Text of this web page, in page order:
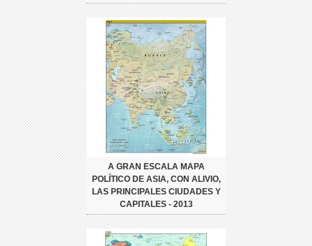
A GRAN ESCALA MAPA
POLÍTICO DE ASIA, CON ALIVIO,
LAS PRINCIPALES CIUDADES Y
CAPITALES - 2013